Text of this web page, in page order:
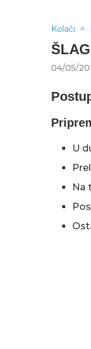
Kolači
04/05/
U
Na